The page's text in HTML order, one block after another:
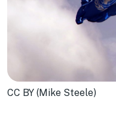
CC BY (Mike Steele)